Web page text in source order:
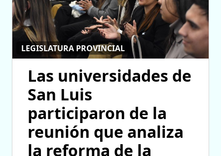
LEGISLATURA PROVINCIAL
Las universidades de
San Luis
participaron de la
reunión que analiza
la reforma de la